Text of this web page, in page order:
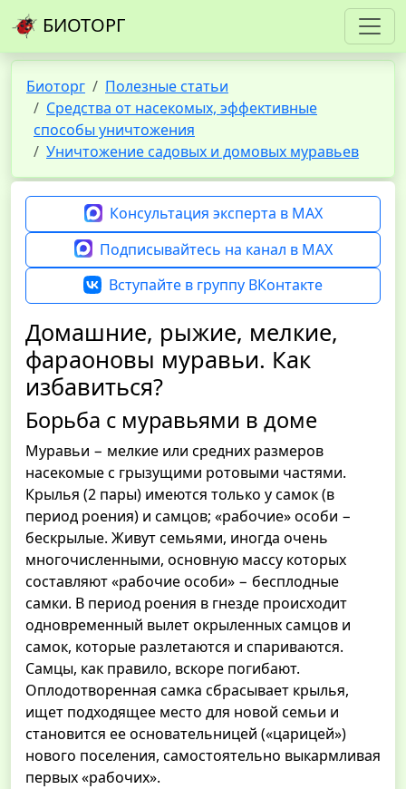
БИОТОРГ
Биоторг
Полезные статьи
Средства от насекомых, эффективные
способы уничтожения
Уничтожение садовых и домовых муравьев
Консультация эксперта в MAX
Подписывайтесь на канал в MAX
Вступайте в группу ВКонтакте
Домашние, рыжие, мелкие,
фараоновы муравьи. Как
избавиться?
Борьба с муравьями в доме
Муравьи − мелкие или средних размеров
насекомые с грызущими ротовыми частями.
Крылья (2 пары) имеются только у самок (в
период роения) и самцов; «рабочие» особи −
бескрылые. Живут семьями, иногда очень
многочисленными, основную массу которых
составляют «рабочие особи» − бесплодные
самки. В период роения в гнезде происходит
одновременный вылет окрыленных самцов и
самок, которые разлетаются и спариваются.
Самцы, как правило, вскоре погибают.
Оплодотворенная самка сбрасывает крылья,
ищет подходящее место для новой семьи и
становится ее основательницей («царицей»)
нового поселения, самостоятельно выкармливая
первых «рабочих».